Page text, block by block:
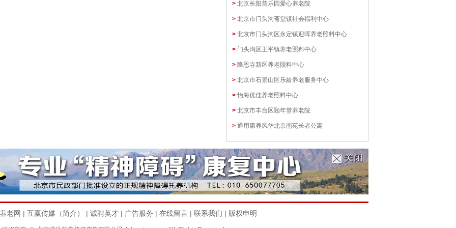
> 北京长阳普乐园爱心养老院
> 北京市门头沟斋堂镇社会福利中心
> 北京市门头沟区永定镇迎晖养老照料中心
> 门头沟区王平镇养老照料中心
> 隆恩寺新区养老照料中心
> 北京市石景山区乐龄养老服务中心
> 怡海优佳养老照料中心
> 北京市丰台区颐年堂养老院
> 通用康养风华北京南苑长者公寓
老网 | 互赢传媒（简介） | 诚聘英才 | 广告服务 | 在线留言 | 联系我们 | 版权申明